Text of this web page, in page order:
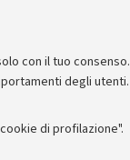
con il tuo consenso.
degli utenti.
di profilazione".